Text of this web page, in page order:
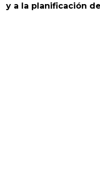
y a la planificación